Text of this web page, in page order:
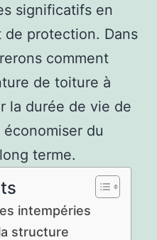
significatifs en
protection. Dans
comment
de toiture à
la durée de vie de
du
terme.
intempéries
structure